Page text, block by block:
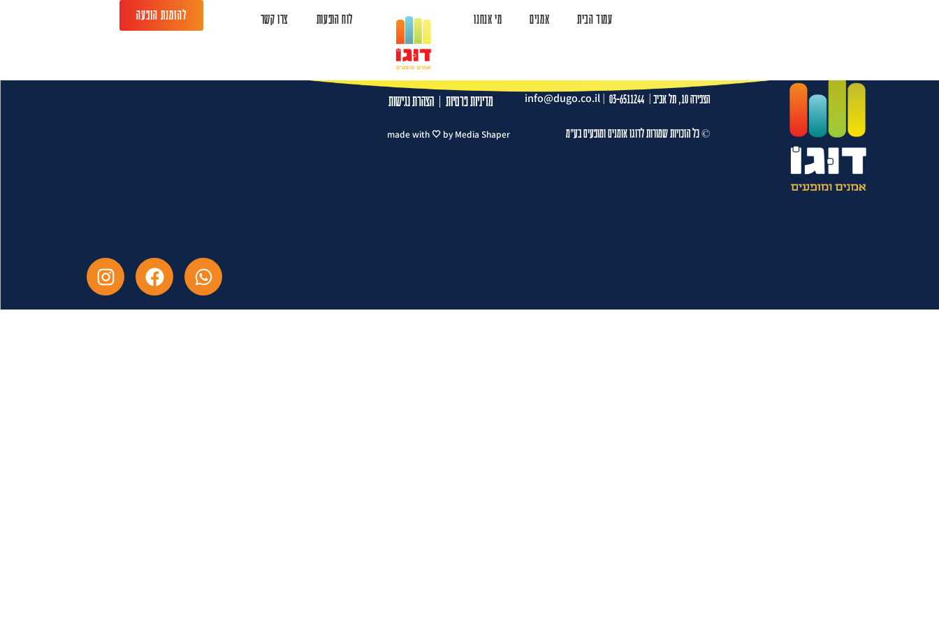
עמוד הבית אמנים מי אנחנו לוח הופעות צרו קשר להזמנת הופעה
לוח הופעות
הצפירה 10, תל אביב |
03-6511244
|
info@dugo.co.il מדיניות פרטיות| הצהרת נגישות
© כל הזכויות שמורות לדוגו אומנים ומופעים בע"מ made with 🤍 by Media Shaper